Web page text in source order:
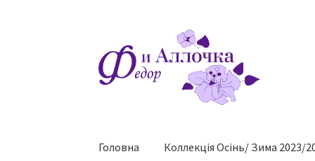
до
навігації
до
контенту
Головна Коллекцiя Осінь/ Зима 2023/